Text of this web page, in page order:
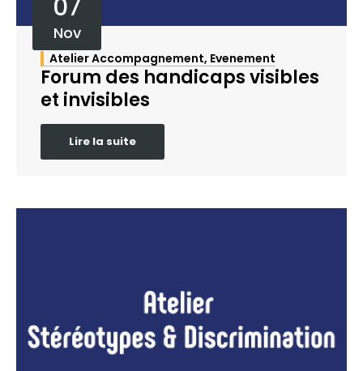
07
Nov
Atelier Accompagnement, Evenement
Forum des handicaps visibles
et invisibles
Lire la suite